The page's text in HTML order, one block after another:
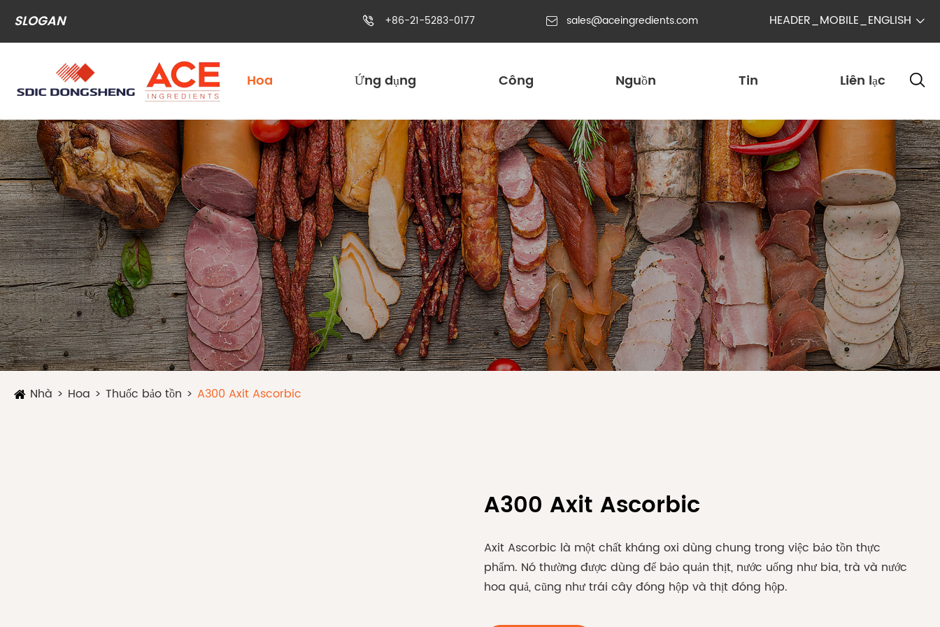
SLOGAN  +86-21-5283-0177  sales@aceingredients.com HEADER_MOBILE_ENGLISH 
Hoa Ứng dụng Công Nguồn Tin Liên lạc 
Nhà Hoa Thuốc bảo tồn A300 Axit Ascorbic
A300 Axit Ascorbic
Axit Ascorbic là một chất kháng oxi dùng chung trong việc bảo tồn thực
phẩm. Nó thường được dùng để bảo quản thịt, nước uống như bia, trà và nước
hoa quả, cũng như trái cây đóng hộp và thịt đóng hộp.